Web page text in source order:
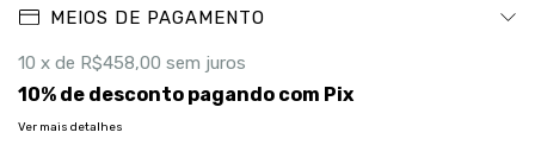
MEIOS DE PAGAMENTO
10 x de R$458,00 sem juros
10% de desconto pagando com Pix
Ver mais detalhes